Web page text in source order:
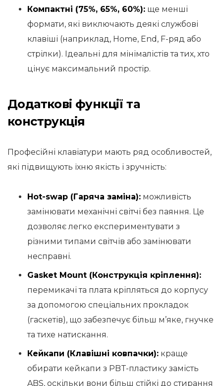
Компактні (75%, 65%, 60%): ще менші
формати, які виключають деякі службові
клавіші (наприклад, Home, End, F-ряд або
стрілки). Ідеальні для мінімалістів та тих, хто
цінує максимальний простір.
Додаткові функції та
конструкція
Професійні клавіатури мають ряд особливостей,
які підвищують їхню якість і зручність:
Hot-swap (Гаряча заміна): можливість
замінювати механічні світчі без паяння. Це
дозволяє легко експериментувати з
різними типами світчів або замінювати
несправні.
Gasket Mount (Конструкція кріплення):
перемикачі та плата кріпляться до корпусу
за допомогою спеціальних прокладок
(гаскетів), що забезпечує більш м’яке, гнучке
та тихе натискання.
Кейкапи (Клавішні ковпачки): краще
обирати кейкапи з PBT-пластику замість
ABS, оскільки вони більш стійкі до стирання